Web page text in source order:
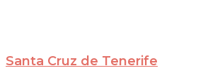
Santa Cruz de Tenerife